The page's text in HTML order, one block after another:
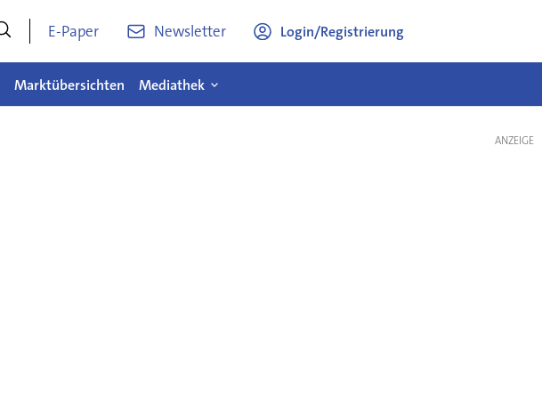
E-Paper Newsletter Login/Registrierung
Marktübersichten Mediathek
ANZEIGE